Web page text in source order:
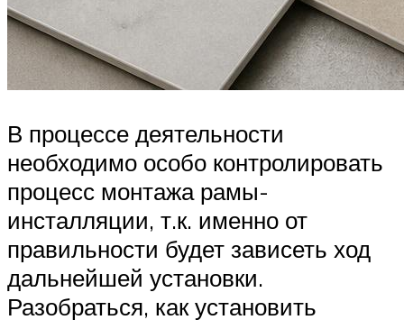
В процессе деятельности
необходимо особо контролировать
процесс монтажа рамы-
инсталляции, т.к. именно от
правильности будет зависеть ход
дальнейшей установки.
Разобраться, как установить